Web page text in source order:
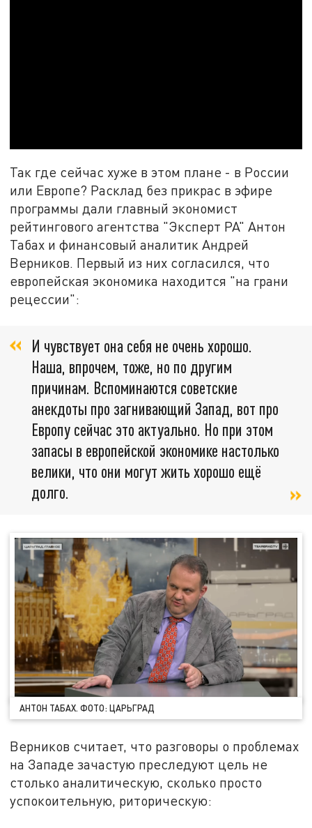
Так где сейчас хуже в этом плане - в России
или Европе? Расклад без прикрас в эфире
программы дали главный экономист
рейтингового агентства "Эксперт РА" Антон
Табах и финансовый аналитик Андрей
Верников. Первый из них согласился, что
европейская экономика находится "на грани
рецессии":
И чувствует она себя не очень хорошо.
Наша, впрочем, тоже, но по другим
причинам. Вспоминаются советские
анекдоты про загнивающий Запад, вот про
Европу сейчас это актуально. Но при этом
запасы в европейской экономике настолько
велики, что они могут жить хорошо ещё
долго.
АНТОН ТАБАХ. ФОТО: ЦАРЬГРАД
Верников считает, что разговоры о проблемах
на Западе зачастую преследуют цель не
столько аналитическую, сколько просто
успокоительную, риторическую: